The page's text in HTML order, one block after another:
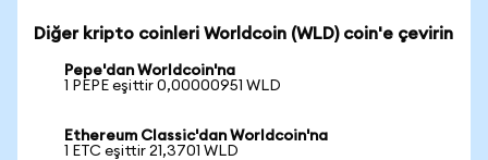
Diğer kripto coinleri Worldcoin (WLD) coin'e çevirin
Pepe'dan Worldcoin'na
1 PEPE eşittir 0,00000951 WLD
Ethereum Classic'dan Worldcoin'na
1 ETC eşittir 21,3701 WLD